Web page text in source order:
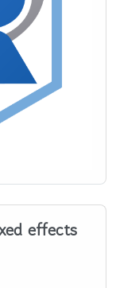
effects